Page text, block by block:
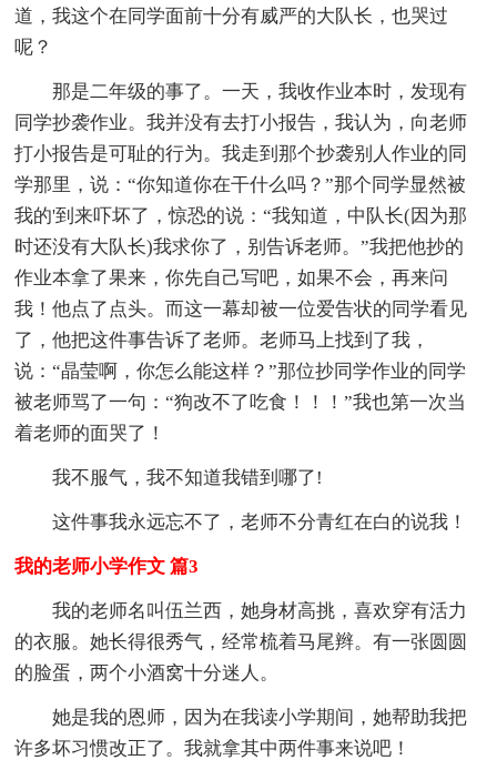
道，我这个在同学面前十分有威严的大队长，也哭过
呢？
那是二年级的事了。一天，我收作业本时，发现有
同学抄袭作业。我并没有去打小报告，我认为，向老师
打小报告是可耻的行为。我走到那个抄袭别人作业的同
学那里，说：“你知道你在干什么吗？”那个同学显然被
我的'到来吓坏了，惊恐的说：“我知道，中队长(因为那
时还没有大队长)我求你了，别告诉老师。”我把他抄的
作业本拿了果来，你先自己写吧，如果不会，再来问
我！他点了点头。而这一幕却被一位爱告状的同学看见
了，他把这件事告诉了老师。老师马上找到了我，
说：“晶莹啊，你怎么能这样？”那位抄同学作业的同学
被老师骂了一句：“狗改不了吃食！！！”我也第一次当
着老师的面哭了！
我不服气，我不知道我错到哪了!
这件事我永远忘不了，老师不分青红在白的说我！
我的老师小学作文 篇3
我的老师名叫伍兰西，她身材高挑，喜欢穿有活力
的衣服。她长得很秀气，经常梳着马尾辫。有一张圆圆
的脸蛋，两个小酒窝十分迷人。
她是我的恩师，因为在我读小学期间，她帮助我把
许多坏习惯改正了。我就拿其中两件事来说吧！